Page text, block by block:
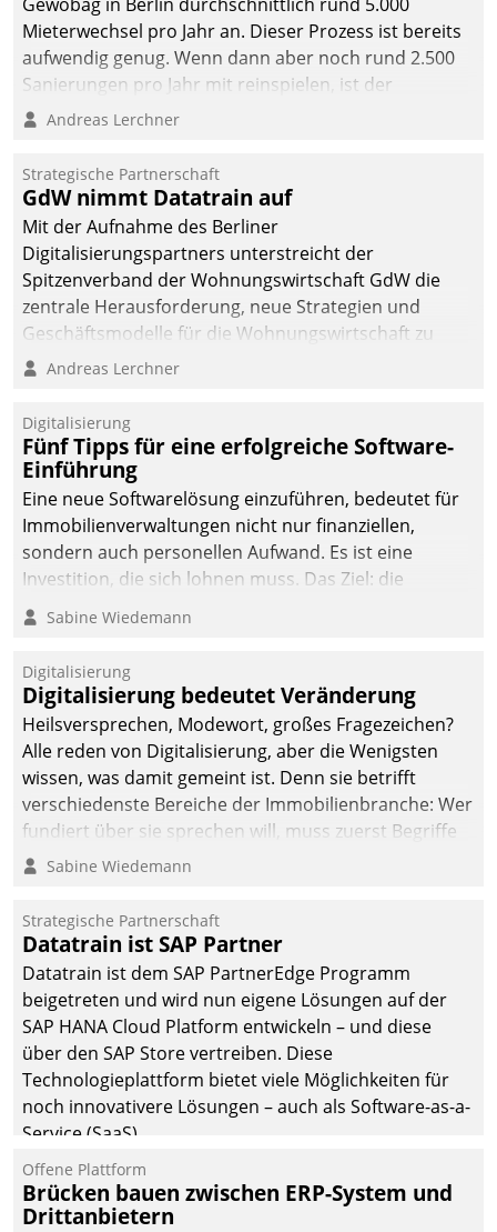
Mieterwechsel pro Jahr an. Dieser Prozess ist bereits
aufwendig genug. Wenn dann aber noch rund 2.500
Sanierungen pro Jahr mit reinspielen, ist der
Betreuungs- und Organisationsaufwand immens. Im
kommunale Wohnungsbauunternehmen daher
gemeinsam mit der Berliner Datatrain GmbH den
Teilprozess der Objektsanierung digitalisiert.
Andreas Lerchner
Strategische Partnerschaft
GdW nimmt Datatrain auf
Mit der Aufnahme des Berliner
Digitalisierungspartners unterstreicht der
Spitzenverband der Wohnungswirtschaft GdW die
zentrale Herausforderung, neue Strategien und
Geschäftsmodelle für die Wohnungswirtschaft zu
entwickeln.
Andreas Lerchner
Digitalisierung
Fünf Tipps für eine erfolgreiche Software-
Einführung
Eine neue Softwarelösung einzuführen, bedeutet für
Immobilienverwaltungen nicht nur finanziellen,
sondern auch personellen Aufwand. Es ist eine
Investition, die sich lohnen muss. Das Ziel: die
nachhaltige Optimierung der Geschäftsabläufe. Damit
dieses Ziel erreicht wird, sollten einige Grundregeln
Sabine Wiedemann
Digitalisierung
Digitalisierung bedeutet Veränderung
Heilsversprechen, Modewort, großes Fragezeichen?
Alle reden von Digitalisierung, aber die Wenigsten
wissen, was damit gemeint ist. Denn sie betrifft
verschiedenste Bereiche der Immobilienbranche: Wer
fundiert über sie sprechen will, muss zuerst Begriffe
klären. Ein Aspekt ist die betriebliche Optimierung:
Einsparungen durch optimierte und automatisierte
Prozesse. Doch man darf nicht zu viel erwarten: Allein
mit der Einführung einer neuen Software ist es nicht
getan. Die Digitalisierung erfordert von Unternehmen
die Bereitschaft, sich zu überprüfen, zu hinterfragen
und zu verändern.
Sabine Wiedemann
Strategische Partnerschaft
Datatrain ist SAP Partner
Datatrain ist dem SAP PartnerEdge Programm
beigetreten und wird nun eigene Lösungen auf der
SAP HANA Cloud Platform entwickeln – und diese
über den SAP Store vertreiben. Diese
Technologieplattform bietet viele Möglichkeiten für
noch innovativere Lösungen – auch als Software-as-a-
Service (SaaS).
Offene Plattform
Brücken bauen zwischen ERP-System und
Drittanbietern